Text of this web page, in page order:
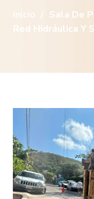
Inicio Sala De
Red Hidráulica Y